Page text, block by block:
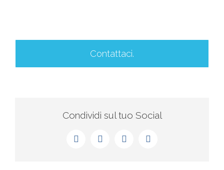
Contattaci.
Condividi sul tuo Social